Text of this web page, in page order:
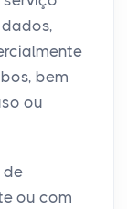
bem
ou
de
ou com